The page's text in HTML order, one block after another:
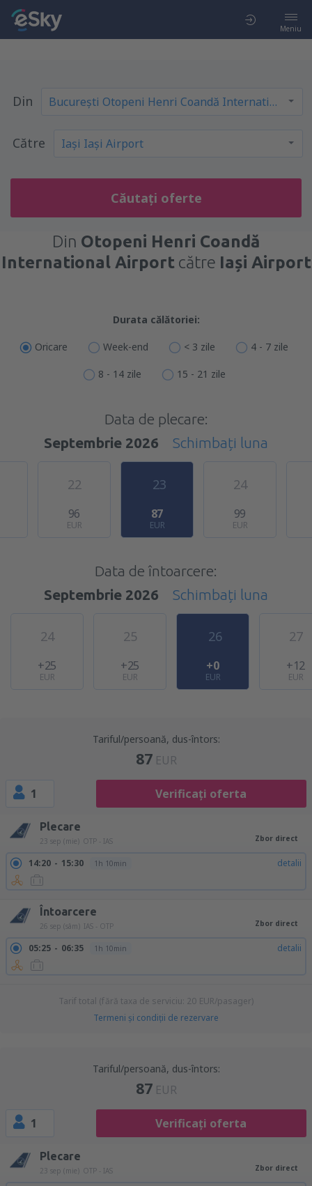
Meniu
Din
Către
Căutați oferte
Din Otopeni Henri Coandă
International Airportcătre Iași Airport
Durata călătoriei:
Oricare Week-end < 3 zile 4 - 7 zile
8 - 14 zile 15 - 21 zile
Data de plecare:
Septembrie 2026
Schimbați luna
22
96
EUR
23
87
EUR
24
99
EUR
Data de întoarcere:
Septembrie 2026
Schimbați luna
24
+25
EUR
25
+25
EUR
26
+0
EUR
27
+12
EUR
Tariful/persoană, dus-întors:
87 EUR
1 Verificați oferta
Plecare
23 sep (mie) OTP - IAS Zbor direct
14:20 15:30 1h 10min detalii
Întoarcere
26 sep (sâm) IAS - OTP Zbor direct
05:25 06:35 1h 10min detalii
Tarif total (fără taxa de serviciu: 20 EUR/pasager)
Termeni şi condiţii de rezervare
Tariful/persoană, dus-întors:
87 EUR
1 Verificați oferta
Plecare
23 sep (mie) OTP - IAS Zbor direct